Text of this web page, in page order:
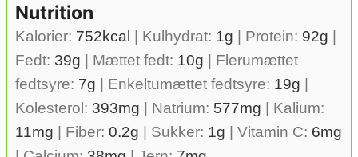
Nutrition
Kalorier: 752kcal | Kulhydrat: 1g | Protein: 92g |
Fedt: 39g | Mættet fedt: 10g | Flerumættet
fedtsyre: 7g | Enkeltumættet fedtsyre: 19g |
Kolesterol: 393mg | Natrium: 577mg | Kalium:
11mg | Fiber: 0.2g | Sukker: 1g | Vitamin C: 6mg